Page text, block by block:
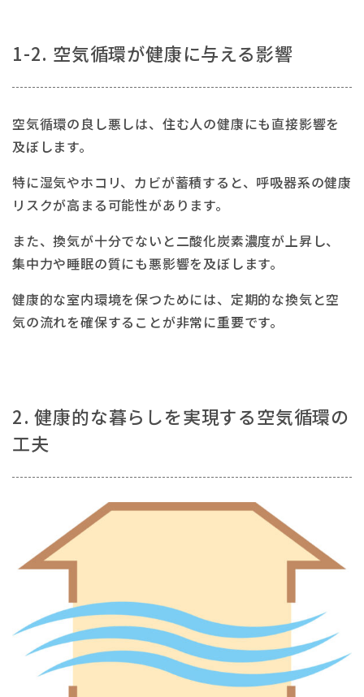
1-2. 空気循環が健康に与える影響
空気循環の良し悪しは、住む人の健康にも直接影響を
及ぼします。
特に湿気やホコリ、カビが蓄積すると、呼吸器系の健康
リスクが高まる可能性があります。
また、換気が十分でないと二酸化炭素濃度が上昇し、
集中力や睡眠の質にも悪影響を及ぼします。
健康的な室内環境を保つためには、定期的な換気と空
気の流れを確保することが非常に重要です。
2. 健康的な暮らしを実現する空気循環の
工夫